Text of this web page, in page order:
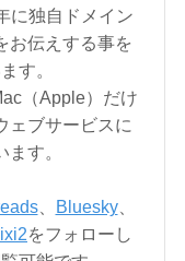
に独自ドメイン
お伝えする事を
す。
（Apple）だけ
ェブサービスに
す。
、 Bluesky、
をフォローし